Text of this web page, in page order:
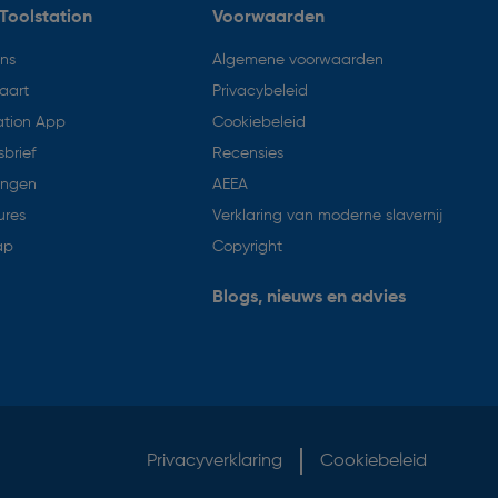
App
Voorwaarden
Algemene voorwaarden
Privacybeleid
Cookiebeleid
Recensies
AEEA
Verklaring van moderne slavernij
Copyright
Blogs, nieuws en advies
Privacyverklaring Cookiebeleid